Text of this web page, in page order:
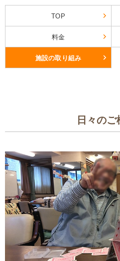
TOP
料金
施設の取り組み
日々の